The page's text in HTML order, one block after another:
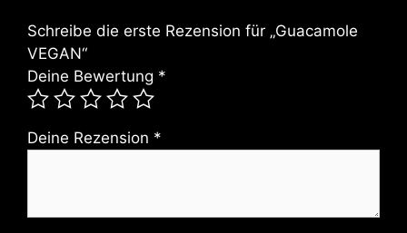
Schreibe die erste Rezension für „Guacamole
VEGAN“
Deine Bewertung *
Deine Rezension *